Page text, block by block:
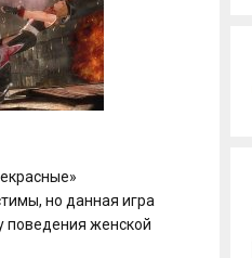
но данная игра
поведения женской